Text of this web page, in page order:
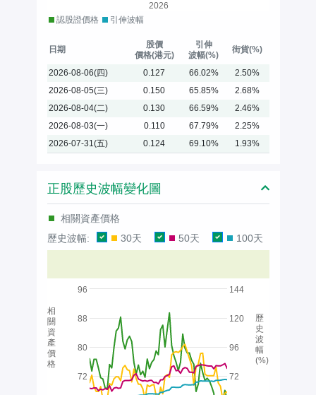
2026
認股證價格 引伸波幅
日期
股價
價格(港元)
引伸
波幅(%)
街貨(%)
2026-08-06(四) 0.127 66.02%
2.50%
2026-08-05(三)
0.150 65.85%
2.68%
2026-08-04(二)
0.130 66.59%
2.46%
2026-08-03(一)
0.110 67.79%
2.25%
2026-07-31(五)
0.124 69.10% 1.93%
正股歷史波幅變化圖
相關資產價格
歷史波幅:
30天 50天 100天
72
80
88
96
72
96
120
144
相
關
資
產
價
格
歷
史
波
幅
(%)